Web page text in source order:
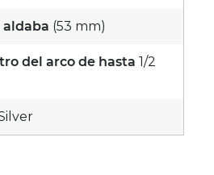
(53 mm)
del arco de hasta 1/2